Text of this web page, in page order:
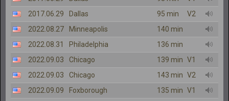
2017.06.29
Dallas 95 min
V2
2022.08.27
Minneapolis
140 min
2022.08.31
Philadelphia
136 min
2022.09.03
Chicago 139 min V1
2022.09.03
Chicago 143 min V2
2022.09.09
Foxborough 135 min V1